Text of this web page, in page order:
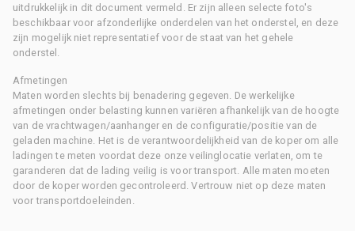
uitdrukkelijk in dit document vermeld. Er zijn alleen selecte foto's
beschikbaar voor afzonderlijke onderdelen van het onderstel, en deze
zijn mogelijk niet representatief voor de staat van het gehele
onderstel.
Afmetingen
Maten worden slechts bij benadering gegeven. De werkelijke
afmetingen onder belasting kunnen variëren afhankelijk van de hoogte
van de vrachtwagen/aanhanger en de configuratie/positie van de
geladen machine. Het is de verantwoordelijkheid van de koper om alle
ladingen te meten voordat deze onze veilinglocatie verlaten, om te
garanderen dat de lading veilig is voor transport. Alle maten moeten
door de koper worden gecontroleerd. Vertrouw niet op deze maten
voor transportdoeleinden.